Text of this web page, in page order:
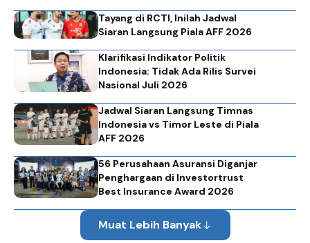
Tayang di RCTI, Inilah Jadwal
Siaran Langsung Piala AFF 2026
Klarifikasi Indikator Politik
Indonesia: Tidak Ada Rilis Survei
Nasional Juli 2026
Jadwal Siaran Langsung Timnas
Indonesia vs Timor Leste di Piala
AFF 2026
56 Perusahaan Asuransi Diganjar
Penghargaan di Investortrust
Best Insurance Award 2026
Muat Lebih Banyak